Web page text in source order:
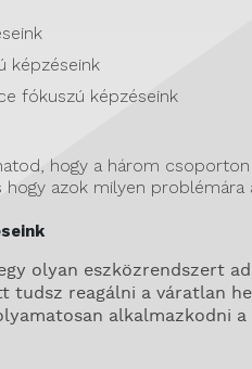
képzéseink
fókuszú képzéseink
hogy a három
hogy azok milyen problémára
olyan eszközrendszert
tudsz reagálni a váratlan
alkalmazkodni a